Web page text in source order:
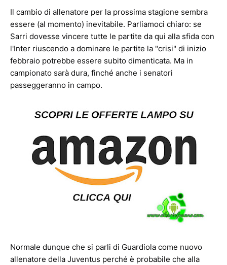
Il cambio di allenatore per la prossima stagione sembra
essere (al momento) inevitabile. Parliamoci chiaro: se
Sarri dovesse vincere tutte le partite da qui alla sfida con
l'Inter riuscendo a dominare le partite la "crisi" di inizio
febbraio potrebbe essere subito dimenticata. Ma in
campionato sarà dura, finché anche i senatori
passeggeranno in campo.
Normale dunque che si parli di Guardiola come nuovo
allenatore della Juventus perché è probabile che alla